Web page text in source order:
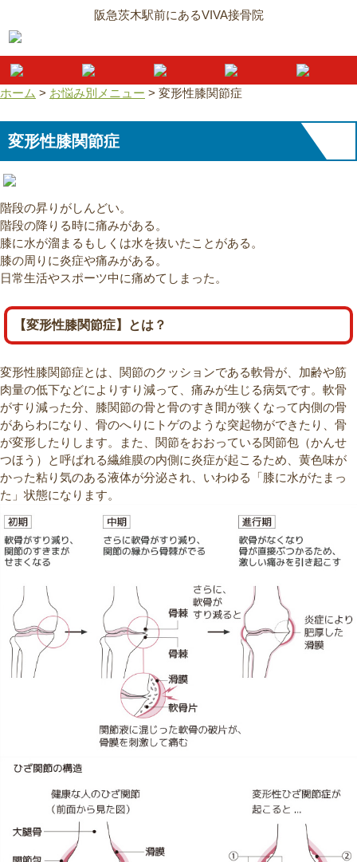
阪急茨木駅前にあるVIVA接骨院
ホーム > お悩み別メニュー > 変形性膝関節症
変形性膝関節症
階段の昇りがしんどい。
階段の降りる時に痛みがある。
膝に水が溜まるもしくは水を抜いたことがある。
膝の周りに炎症や痛みがある。
日常生活やスポーツ中に痛めてしまった。
【変形性膝関節症】とは？
変形性膝関節症とは、関節のクッションである軟骨が、加齢や筋
肉量の低下などによりすり減って、痛みが生じる病気です。軟骨
がすり減った分、膝関節の骨と骨のすき間が狭くなって内側の骨
があらわになり、骨のへりにトゲのような突起物ができたり、骨
が変形したりします。また、関節をおおっている関節包（かんせ
つほう）と呼ばれる繊維膜の内側に炎症が起こるため、黄色味が
かった粘り気のある液体が分泌され、いわゆる「膝に水がたまっ
た」状態になります。